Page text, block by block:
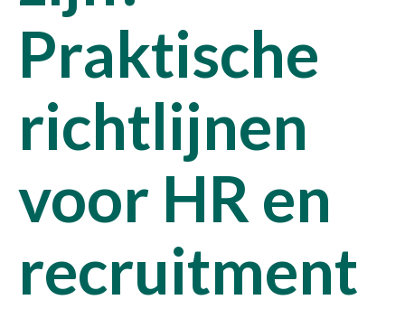
Praktische
richtlijnen
voor HR en
recruitment